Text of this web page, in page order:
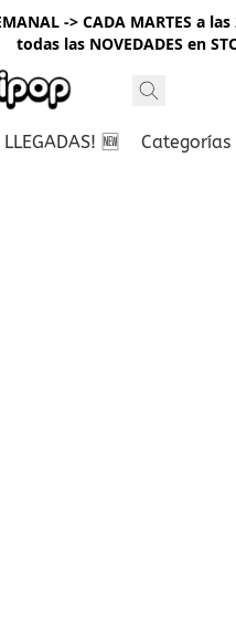
-> CADA MARTES a
todas las NOVEDADES en
LLEGADAS! 🆕 Categorías